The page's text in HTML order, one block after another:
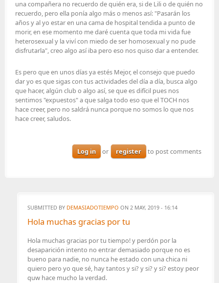
una compañera no recuerdo de quién era, si de Lili o de quién no
recuerdo, pero ella ponía algo más o menos así: "Pasarán los
años y al yo estar en una cama de hospital tendida a punto de
morir, en ese momento me daré cuenta que toda mi vida fue
heterosexual y la viví con miedo de ser homosexual y no pude
disfrutarla", creo algo así iba pero eso nos quiso dar a entender.
Es pero que en unos días ya estés Mejor, el consejo que puedo
dar yo es que sigas con tus actividades del día a día, busca algo
que hacer, algún club o algo así, se que es difícil pues nos
sentimos "expuestos" a que salga todo eso que el TOCH nos
hace creer, pero no saldrá nunca porque no somos lo que nos
hace creer, saludos.
Log in or register to post comments
SUBMITTED BY DEMASIADOTIEMPO ON 2 MAY, 2019 - 16:14
Hola muchas gracias por tu
Hola muchas gracias por tu tiempo! y perdón por la
desaparición intento no entrar demasiado porque no es
bueno para nadie, no nunca he estado con una chica ni
quiero pero yo que sé, hay tantos y si? y si? y si? estoy peor
quw hace mucho la verdad.